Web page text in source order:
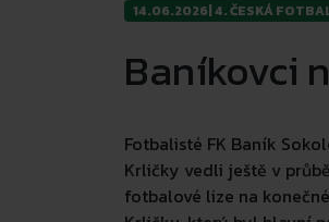
14.06.2026|4. ČESKÁ
Baníkovci
Fotbalisté FK Baník
Krličky vedli ještě v
fotbalové lize na